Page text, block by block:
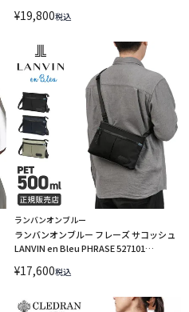
¥19,800税込
ランバンオンブルー
ランバンオンブルー フレーズ サコッシュ
LANVIN en Bleu PHRASE 527101
¥17,600税込